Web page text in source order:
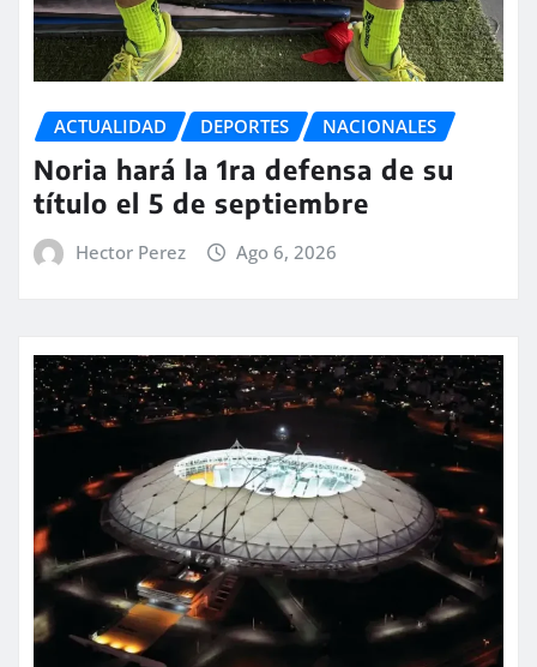
ACTUALIDAD DEPORTES NACIONALES
Noria hará la 1ra defensa de su
título el 5 de septiembre
Hector Perez Ago 6, 2026